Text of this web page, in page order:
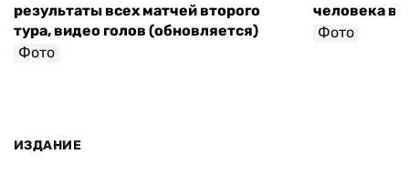
результаты всех матчей второго
тура, видео голов (обновляется)
Фото
человека в
Фото
ИЗДАНИЕ